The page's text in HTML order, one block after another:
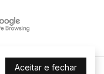
Aceitar e fechar